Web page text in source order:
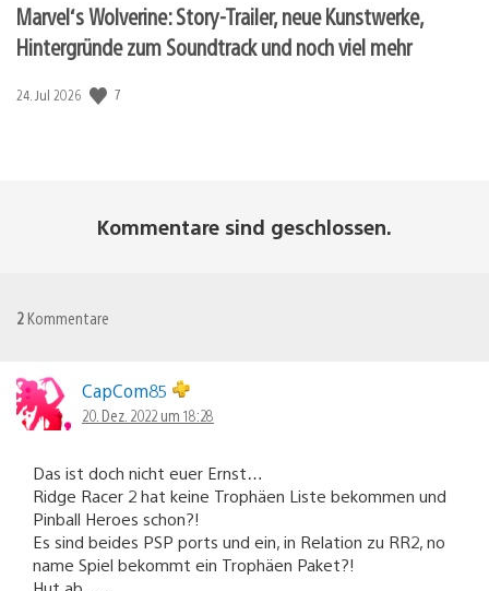
Marvel‘s Wolverine: Story-Trailer, neue Kunstwerke,
Hintergründe zum Soundtrack und noch viel mehr
Veröffentlichungsdatum:
24. Jul 2026 7
Kommentare sind geschlossen.
2 Kommentare
CapCom85
20. Dez. 2022 um 18:28
Das ist doch nicht euer Ernst…
Ridge Racer 2 hat keine Trophäen Liste bekommen und
Pinball Heroes schon?!
Es sind beides PSP ports und ein, in Relation zu RR2, no
name Spiel bekommt ein Trophäen Paket?!